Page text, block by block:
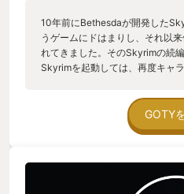
10年前にBethesdaが開発した
うゲームにドはまりし、それ以
れてきました。そのSkyrimの続
Skyrimを起動しては、再度キャ
魔術師や召喚師としてプレイを
回盗賊ギルドのギルドマスター
す。 そんなSkyrimを開発した
ずっとソワソワしながら過ごし
GOTY